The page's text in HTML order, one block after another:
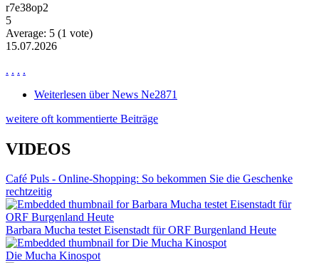
r7e38op2
5
Average: 5 (1 vote)
15.07.2026
. . . .
Weiterlesen über News Ne2871
weitere oft kommentierte Beiträge
VIDEOS
Café Puls - Online-Shopping: So bekommen Sie die Geschenke
rechtzeitig
Barbara Mucha testet Eisenstadt für ORF Burgenland Heute
Die Mucha Kinospot